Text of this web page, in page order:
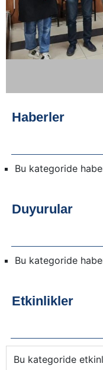
Haberler
Bu kategoride
Duyurular
Bu kategoride
Etkinlikler
Bu kategoride